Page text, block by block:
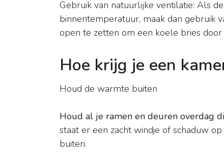
Gebruik van natuurlijke ventilatie: Als
binnentemperatuur, maak dan gebruik
open te zetten om een koele bries
Hoe krijg je een
Houd de warmte buiten
Houd al je ramen en deuren overdag
staat er een zacht windje of schaduw
buiten.